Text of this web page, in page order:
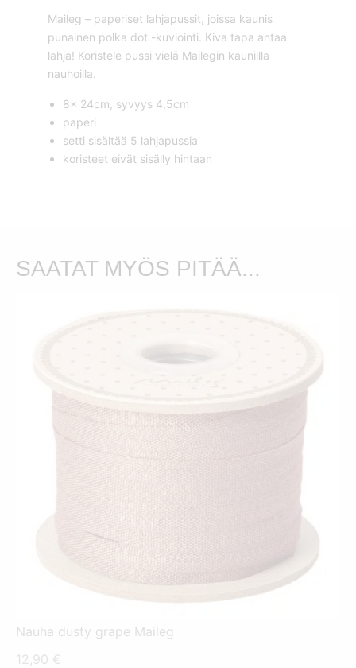
Maileg – paperiset lahjapussit, joissa kaunis
punainen polka dot -kuviointi. Kiva tapa antaa
lahja! Koristele pussi vielä Mailegin kauniilla
nauhoilla.
8x 24cm, syvyys 4,5cm
paperi
setti sisältää 5 lahjapussia
koristeet eivät sisälly hintaan
SAATAT MYÖS PITÄÄ...
Nauha dusty grape Maileg
12,90 €